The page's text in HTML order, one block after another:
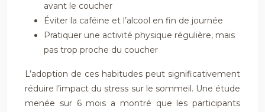
avant le coucher
Éviter la caféine et l’alcool en fin de journée
Pratiquer une activité physique régulière, mais
pas trop proche du coucher
L’adoption de ces habitudes peut significativement
réduire l’impact du stress sur le sommeil. Une étude
menée sur 6 mois a montré que les participants